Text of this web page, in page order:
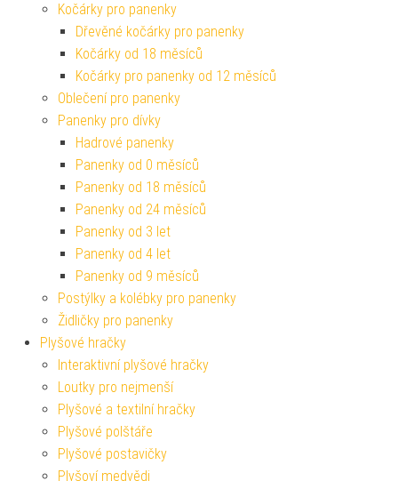
Kočárky pro panenky
Dřevěné kočárky pro panenky
Kočárky od 18 měsíců
Kočárky pro panenky od 12 měsíců
Oblečení pro panenky
Panenky pro dívky
Hadrové panenky
Panenky od 0 měsíců
Panenky od 18 měsíců
Panenky od 24 měsíců
Panenky od 3 let
Panenky od 4 let
Panenky od 9 měsíců
Postýlky a kolébky pro panenky
Židličky pro panenky
Plyšové hračky
Interaktivní plyšové hračky
Loutky pro nejmenší
Plyšové a textilní hračky
Plyšové polštáře
Plyšové postavičky
Plyšoví medvědi